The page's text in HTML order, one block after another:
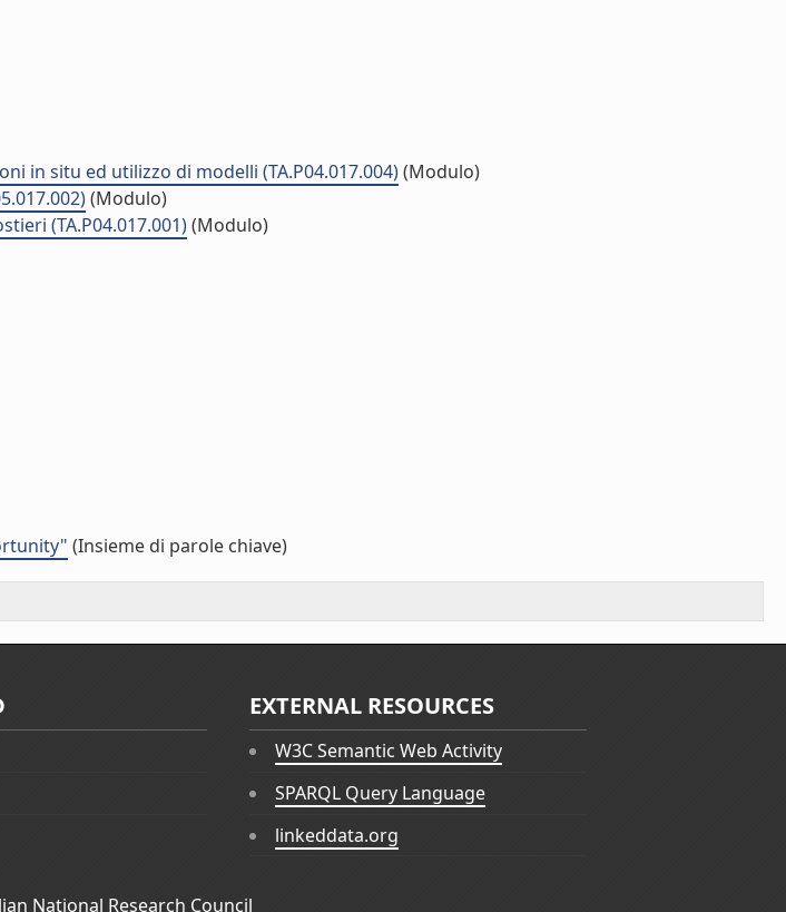
in situ ed utilizzo di modelli (TA.P04.017.004)(Modulo)
(Modulo)
(TA.P04.017.001)(Modulo)
(Insieme di parole chiave)
EXTERNAL RESOURCES
W3C Semantic Web Activity
SPARQL Query Language
linkeddata.org
National Research Council